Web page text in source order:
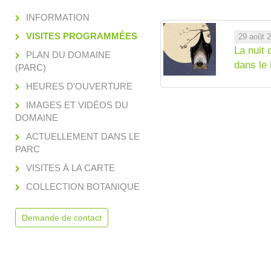
INFORMATION
VISITES PROGRAMMÉES
PLAN DU DOMAINE
(PARC)
HEURES D'OUVERTURE
IMAGES ET VIDÉOS DU
DOMAINE
ACTUELLEMENT DANS LE
PARC
VISITES À LA CARTE
COLLECTION BOTANIQUE
Demande de contact
29 août
La nuit
dans le